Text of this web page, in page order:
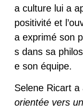
a culture lui a
positivité et
a exprimé son
s dans sa
e son équipe.
Selene Ricart a
orientée vers